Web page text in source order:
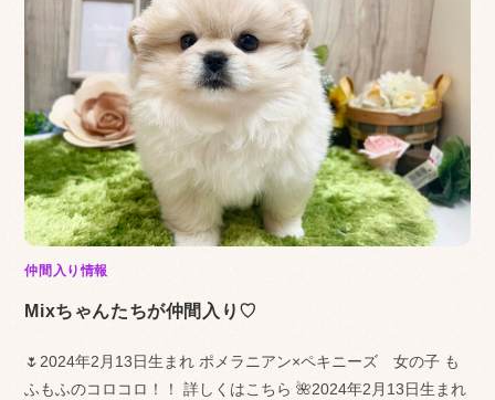
仲間入り情報
Mixちゃんたちが仲間入り♡
🌷2024年2月13日生まれ ポメラニアン×ペキニーズ 女の子 も
ふもふのコロコロ！！ 詳しくはこちら 🌺2024年2月13日生まれ